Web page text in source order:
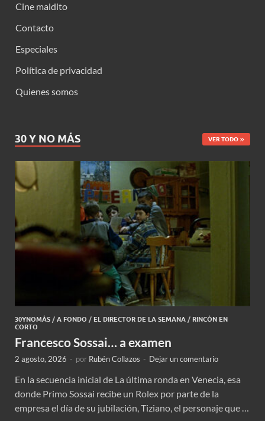
Cine maldito
Contacto
Especiales
Política de privacidad
Quienes somos
30 Y NO MÁS VER TODO
30YNOMÁS / A FONDO / EL DIRECTOR DE LA SEMANA / RINCÓN EN
CORTO
Francesco Sossai… a examen
2 agosto, 2026 - por Rubén Collazos - Dejar un comentario
En la secuencia inicial de La última ronda en Venecia, esa
donde Primo Sossai recibe un Rolex por parte de la
empresa el día de su jubilación, Tiziano, el personaje que …